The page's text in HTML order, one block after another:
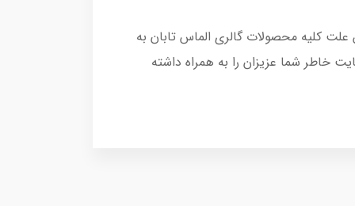
کلیه محصولات گالری الماس تابان به
خاطر شما عزیزان را به همراه داشته